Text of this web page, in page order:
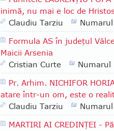
inimă, nu mai e loc de
Claudiu Tarziu
Formula AS în judeţul
Maicii Arsenia
Cristian Curte
Numarul
Pr. Arhim. NICHIFOR
atare într-un om, este o
Claudiu Tarziu
MARTIRI AI CREDINŢEI -